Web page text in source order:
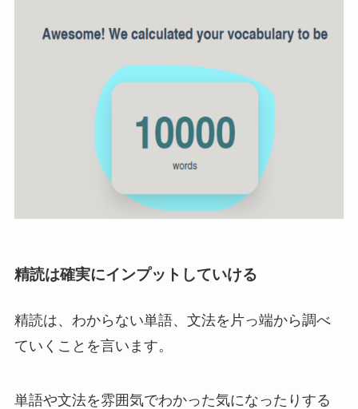
精読は確実にインプットしていける
精読は、わからない単語、文法を片っ端から調べ
ていくことを言います。
単語や文法を雰囲気でわかった気になったりする